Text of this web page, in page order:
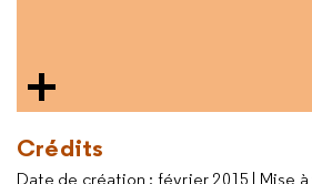
Crédits
Date de création : février 2015 | Mise à